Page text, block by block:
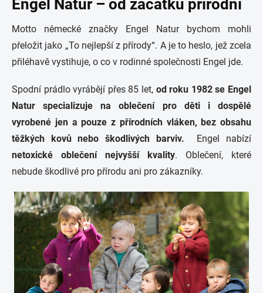
Engel Natur – od začátku přírodní
Motto německé značky Engel Natur bychom mohli
přeložit jako „To nejlepší z přírody“. A je to heslo, jež zcela
přiléhavě vystihuje, o co v rodinné společnosti Engel jde.
Spodní prádlo vyrábějí přes 85 let, od roku 1982 se Engel
Natur specializuje na oblečení pro děti i dospělé
vyrobené jen a pouze z přírodních vláken, bez obsahu
těžkých kovů nebo škodlivých barviv. Engel nabízí
netoxické oblečení nejvyšší kvality. Oblečení, které
nebude škodlivé pro přírodu ani pro zákazníky.